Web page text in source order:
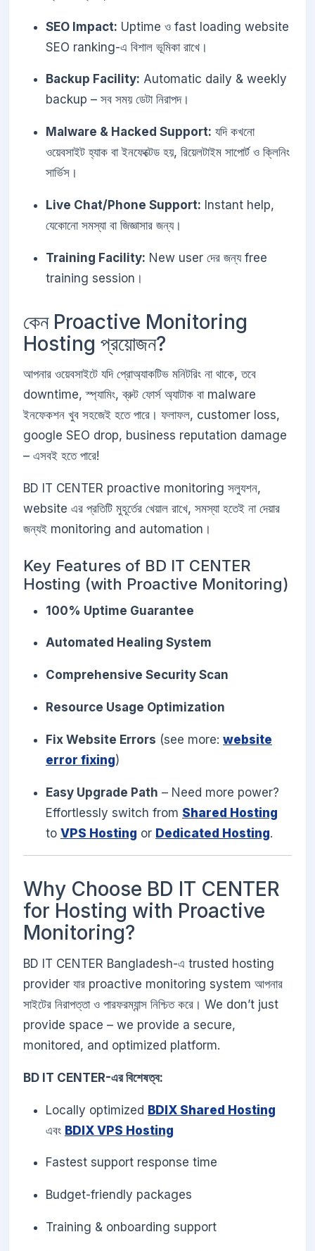
SEO Impact: Uptime ও fast loading website
SEO ranking-এ বিশাল ভূমিকা রাখে।
Backup Facility: Automatic daily & weekly
backup – সব সময় ডেটা নিরাপদ।
Malware & Hacked Support: যদি কখনো
ওয়েবসাইট হ্যাক বা ইনফেক্টেড হয়, রিয়েলটাইম সাপোর্ট ও ক্লিনিং
সার্ভিস।
Live Chat/Phone Support: Instant help,
যেকোনো সমস্যা বা জিজ্ঞাসার জন্য।
Training Facility: New user দের জন্য free
training session।
কেন Proactive Monitoring
Hosting প্রয়োজন?
আপনার ওয়েবসাইটে যদি প্রোঅ্যাকটিভ মনিটরিং না থাকে, তবে
downtime, স্প্যামিং, ব্রুট ফোর্স অ্যাটাক বা malware
ইনফেকশন খুব সহজেই হতে পারে। ফলাফল, customer loss,
google SEO drop, business reputation damage
– এসবই হতে পারে!
BD IT CENTER proactive monitoring সল্যুশন,
website এর প্রতিটি মুহূর্তের খেয়াল রাখে, সমস্যা হতেই না দেয়ার
জন্যই monitoring and automation।
Key Features of BD IT CENTER
Hosting (with Proactive Monitoring)
100% Uptime Guarantee
Automated Healing System
Comprehensive Security Scan
Resource Usage Optimization
Fix Website Errors (see more: website
error fixing)
Easy Upgrade Path – Need more power?
Effortlessly switch from Shared Hosting
to VPS Hosting or Dedicated Hosting.
Why Choose BD IT CENTER
for Hosting with Proactive
Monitoring?
BD IT CENTER Bangladesh-এ trusted hosting
provider যার proactive monitoring system আপনার
সাইটের নিরাপত্তা ও পারফরম্যান্স নিশ্চিত করে। We don’t just
provide space – we provide a secure,
monitored, and optimized platform.
BD IT CENTER-এর বিশেষত্ব:
Locally optimized BDIX Shared Hosting
এবং BDIX VPS Hosting
Fastest support response time
Budget-friendly packages
Training & onboarding support